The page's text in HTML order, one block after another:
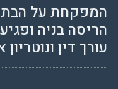
המפקחת על
הריסה בניה
עורך דין